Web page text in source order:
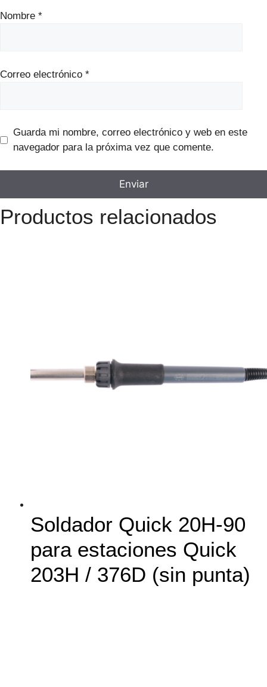
Nombre *
Correo electrónico *
Guarda mi nombre, correo electrónico y web en este
navegador para la próxima vez que comente.
Productos relacionados
Soldador Quick 20H-90
para estaciones Quick
203H / 376D (sin punta)